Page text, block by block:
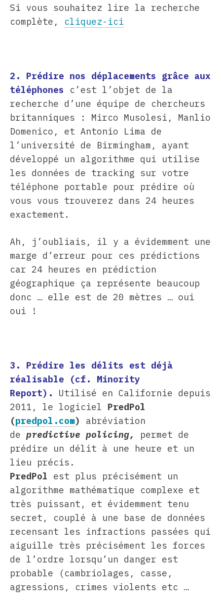
Si vous souhaitez lire la recherche
complète, cliquez-ici
2. Prédire nos déplacements grâce aux
téléphones c’est l’objet de la
recherche d’une équipe de chercheurs
britanniques : Mirco Musolesi, Manlio
Domenico, et Antonio Lima de
l’université de Birmingham, ayant
développé un algorithme qui utilise
les données de tracking sur votre
téléphone portable pour prédire où
vous vous trouverez dans 24 heures
exactement.
Ah, j’oubliais, il y a évidemment une
marge d’erreur pour ces prédictions
car 24 heures en prédiction
géographique ça représente beaucoup
donc … elle est de 20 mètres … oui
oui !
3. Prédire les délits est déjà
réalisable (cf. Minority
Report).
Utilisé en Californie depuis
2011, le logiciel PredPol
(predpol.com)
abréviation
de predictive policing, permet de
prédire un délit à une heure et un
lieu précis.
PredPol est plus précisément un
algorithme mathématique complexe et
très puissant, et évidemment tenu
secret, couplé à une base de données
recensant les infractions passées qui
aiguille très précisément les forces
de l’ordre lorsqu’un danger est
probable (cambriolages, casse,
agressions, crimes violents etc …